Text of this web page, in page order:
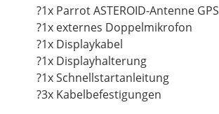
?1x Parrot ASTEROID-Antenne GPS
?1x externes Doppelmikrofon
?1x Displaykabel
?1x Displayhalterung
?1x Schnellstartanleitung
?3x Kabelbefestigungen